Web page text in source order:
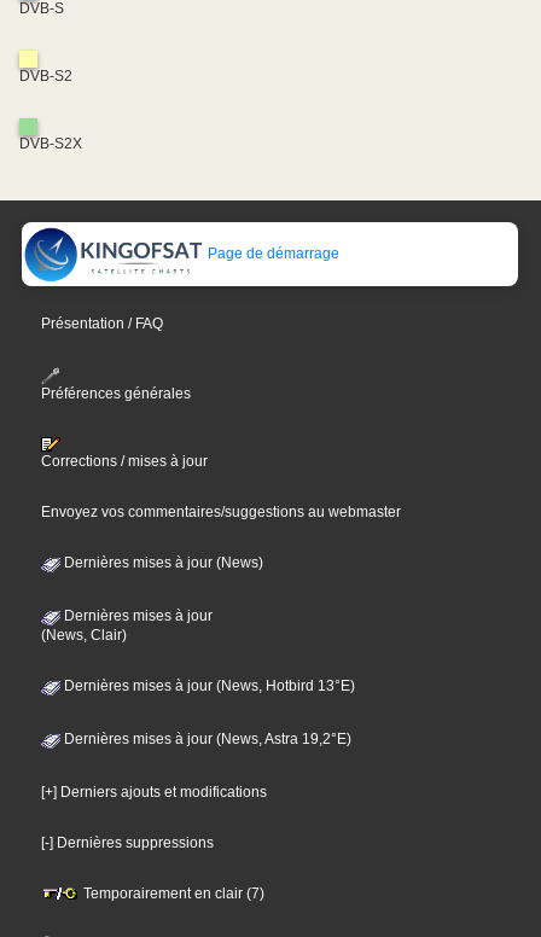
DVB-S
DVB-S2
DVB-S2X
Page de démarrage
Présentation / FAQ
Préférences générales
Corrections / mises à jour
Envoyez vos commentaires/suggestions au webmaster
Dernières mises à jour (News)
Dernières mises à jour
(News, Clair)
Dernières mises à jour (News, Hotbird 13°E)
Dernières mises à jour (News, Astra 19,2°E)
[+] Derniers ajouts et modifications
[-] Dernières suppressions
Temporairement en clair (7)